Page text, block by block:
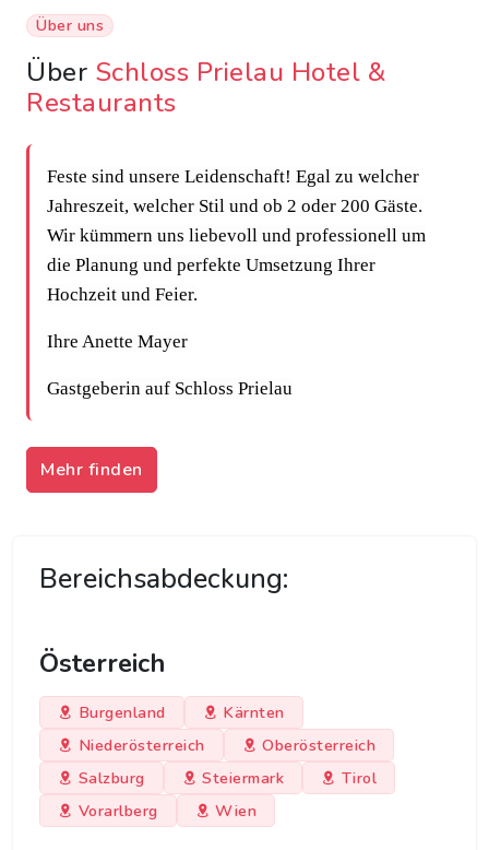
Über uns
Über Schloss Prielau Hotel &
Restaurants
Feste sind unsere Leidenschaft! Egal zu welcher
Jahreszeit, welcher Stil und ob 2 oder 200 Gäste.
Wir kümmern uns liebevoll und professionell um
die Planung und perfekte Umsetzung Ihrer
Hochzeit und Feier.
Ihre Anette Mayer
Gastgeberin auf Schloss Prielau
Mehr finden
Bereichsabdeckung:
Österreich
Burgenland
Kärnten
Niederösterreich
Oberösterreich
Salzburg
Steiermark
Tirol
Vorarlberg
Wien